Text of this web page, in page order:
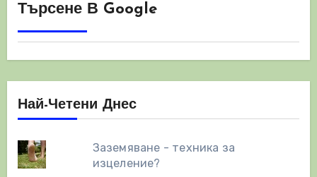
Търсене В Google
Най-Четени Днес
Заземяване - техника за
изцеление?